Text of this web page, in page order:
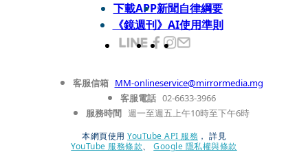
下載APP新聞自律綱要
《鏡週刊》AI使用準則
客服信箱 MM-onlineservice@mirrormedia.mg
客服電話 02-6633-3966
服務時間 週一至週五上午10時至下午6時
本網頁使用 YouTube API 服務 ， 詳見
YouTube 服務條款、
Google 隱私權與條款